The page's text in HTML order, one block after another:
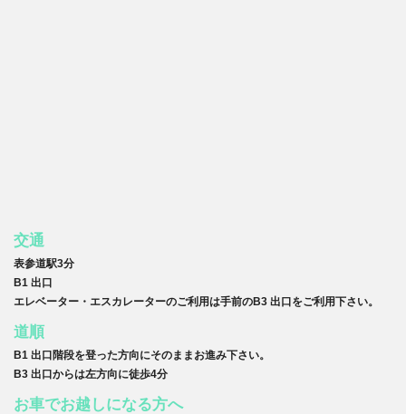
交通
表参道駅3分
B1 出口
エレベーター・エスカレーターのご利用は手前のB3 出口をご利用下さい。
道順
B1 出口階段を登った方向にそのままお進み下さい。
B3 出口からは左方向に徒歩4分
お車でお越しになる方へ